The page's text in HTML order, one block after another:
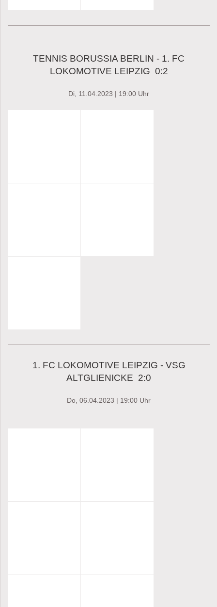
TENNIS BORUSSIA BERLIN - 1. FC
LOKOMOTIVE LEIPZIG 0:2
Di, 11.04.2023 | 19:00 Uhr
1. FC LOKOMOTIVE LEIPZIG - VSG
ALTGLIENICKE 2:0
Do, 06.04.2023 | 19:00 Uhr